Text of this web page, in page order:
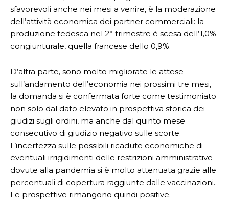
sfavorevoli anche nei mesi a venire, è la moderazione
dell’attività economica dei partner commerciali: la
produzione tedesca nel 2° trimestre è scesa dell’1,0%
congiunturale, quella francese dello 0,9%.
D’altra parte, sono molto migliorate le attese
sull’andamento dell’economia nei prossimi tre mesi,
la domanda si è confermata forte come testimoniato
non solo dal dato elevato in prospettiva storica dei
giudizi sugli ordini, ma anche dal quinto mese
consecutivo di giudizio negativo sulle scorte.
L’incertezza sulle possibili ricadute economiche di
eventuali irrigidimenti delle restrizioni amministrative
dovute alla pandemia si è molto attenuata grazie alle
percentuali di copertura raggiunte dalle vaccinazioni.
Le prospettive rimangono quindi positive.